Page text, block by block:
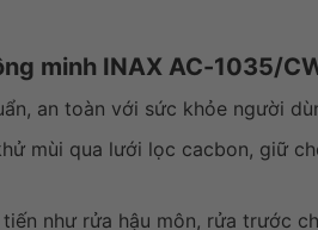
minh INAX AC-1035/
an toàn với sức khỏe người
mùi qua lưới lọc cacbon, giữ
như rửa hậu môn, rửa trước